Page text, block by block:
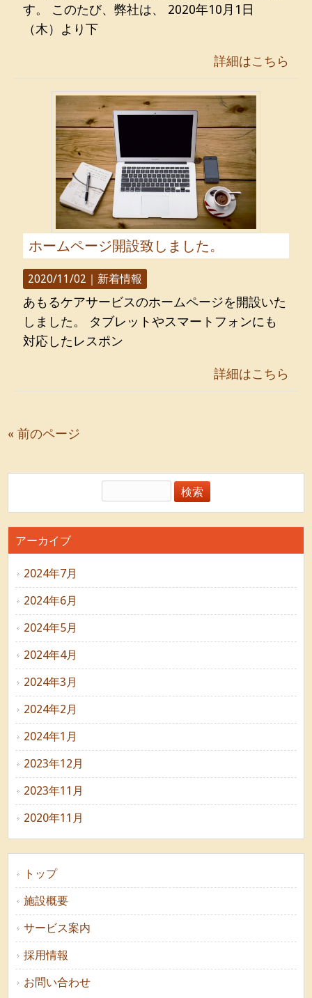
す。 このたび、弊社は、 2020年10月1日
（木）より下
詳細はこちら
ホームページ開設致しました。
2020/11/02｜ 新着情報
あもるケアサービスのホームページを開設いた
しました。 タブレットやスマートフォンにも
対応したレスポン
詳細はこちら
« 前のページ
アーカイブ
2024年7月
2024年6月
2024年5月
2024年4月
2024年3月
2024年2月
2024年1月
2023年12月
2023年11月
2020年11月
トップ
施設概要
サービス案内
採用情報
お問い合わせ